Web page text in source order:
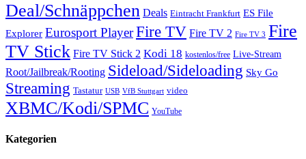
Deal/Schnäppchen Deals Eintracht Frankfurt ES File
Explorer Eurosport PlayerFire TV Fire TV 2 Fire TV 3 Fire
TV Stick Fire TV Stick 2 Kodi 18 kostenlos/free Live-Stream
Root/Jailbreak/Rooting Sideload/Sideloading Sky Go
Streaming Tastatur USB VfB Stuttgart video
XBMC/Kodi/SPMC YouTube
Kategorien